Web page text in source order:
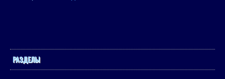
РАЗДЕЛЫ